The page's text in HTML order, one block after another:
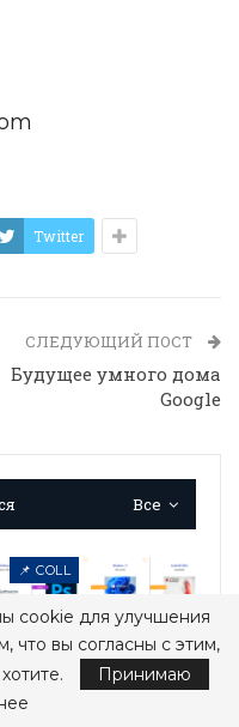
Twitter
СЛЕДУЮЩИЙ ПОСТ
Будущее умного дома
Google
Все
📌 COLL
cookie для улучшения
что вы согласны с этим,
Принимаю